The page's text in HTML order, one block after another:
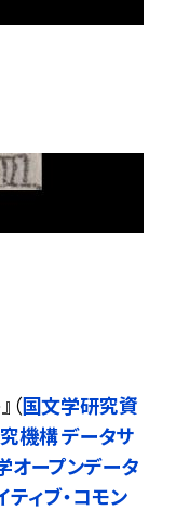
』（国文学研究資
機構 データサ
オープンデータ
ティブ・コモン